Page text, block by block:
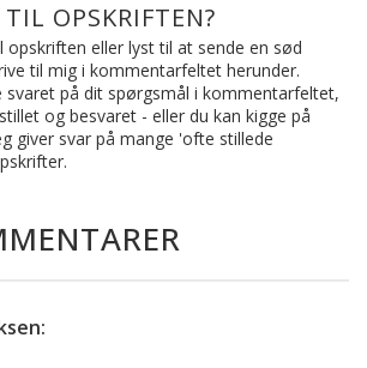
OPSKRIFTEN?
opskriften eller lyst til at sende en sød
til mig i kommentarfeltet herunder.
svaret på dit spørgsmål i kommentarfeltet,
og besvaret - eller du kan kigge på
giver svar på mange 'ofte stillede
: